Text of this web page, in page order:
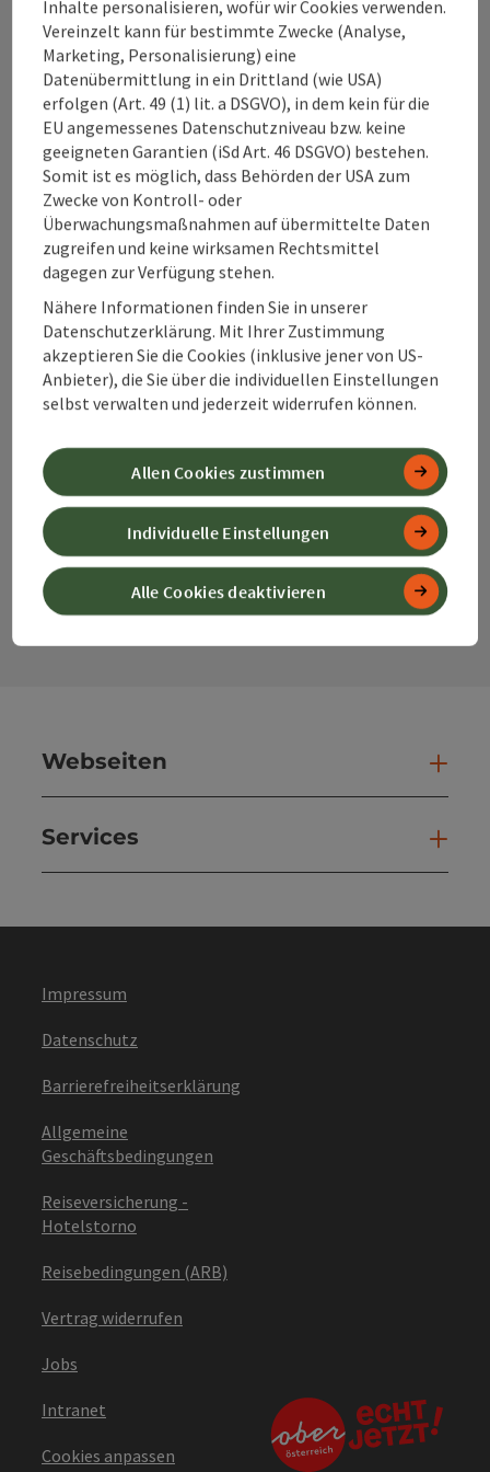
Kontakt
Alpenland Tourismus GmbH
Bahnhofstraße 2
4580 Windischgarsten
+43 50 360 360 360
info@360alpenland.com
InstagramFacebookYouTube
Kontaktformular
Webseiten
Services
Impressum
Datenschutz
Barrierefreiheitserklärung
Allgemeine
Geschäftsbedingungen
Reiseversicherung -
Hotelstorno
Reisebedingungen (ARB)
Vertrag widerrufen
Jobs
Intranet
Cookies anpassen
Inhalte personalisieren, wofür wir Cookies verwenden.
Vereinzelt kann für bestimmte Zwecke (Analyse,
Marketing, Personalisierung) eine
Datenübermittlung in ein Drittland (wie USA)
erfolgen (Art. 49 (1) lit. a DSGVO), in dem kein für die
EU angemessenes Datenschutzniveau bzw. keine
geeigneten Garantien (iSd Art. 46 DSGVO) bestehen.
Somit ist es möglich, dass Behörden der USA zum
Zwecke von Kontroll- oder
Überwachungsmaßnahmen auf übermittelte Daten
zugreifen und keine wirksamen Rechtsmittel
dagegen zur Verfügung stehen.
Nähere Informationen finden Sie in unserer
Datenschutzerklärung. Mit Ihrer Zustimmung
akzeptieren Sie die Cookies (inklusive jener von US-
Anbieter), die Sie über die individuellen Einstellungen
selbst verwalten und jederzeit widerrufen können.
Alle Cookies deaktivieren
Individuelle Einstellungen
Allen Cookies zustimmen